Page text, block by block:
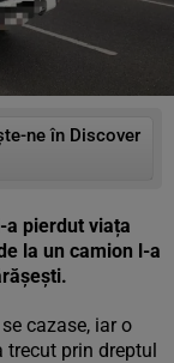
ne în Discover
a pierdut viața
la un camion l-a
cazase, iar o
prin dreptul